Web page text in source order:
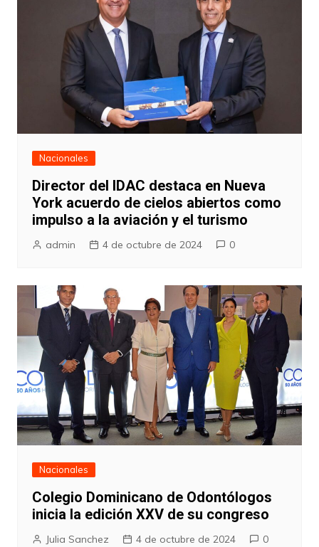
Nacionales
Director del IDAC destaca en Nueva
York acuerdo de cielos abiertos como
impulso a la aviación y el turismo
admin 4 de octubre de 2024 0
Nacionales
Colegio Dominicano de Odontólogos
inicia la edición XXV de su congreso
Julia Sanchez 4 de octubre de 2024 0